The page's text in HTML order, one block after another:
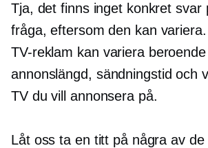
Tja, det finns inget konkret svar
fråga, eftersom den kan
TV-reklam kan variera
annonslängd, sändningstid och
TV du vill annonsera på.
Låt oss ta en titt på några av